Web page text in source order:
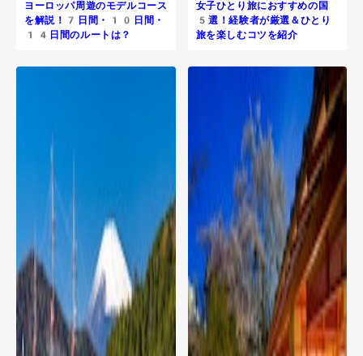
ヨーロッパ周遊のモデルコース
を解説！7日間・10日間・
14日間のルートは？
女子ひとり旅におすすめの国
5選！経験者が厳選＆ひとり
旅を楽しむコツを紹介